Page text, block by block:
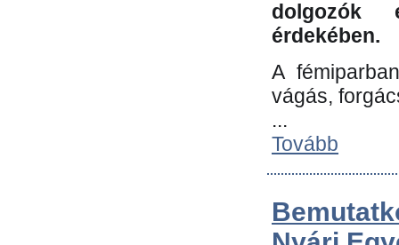
dolgozók
érdekében.
A
vágás,
...
Tovább